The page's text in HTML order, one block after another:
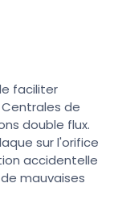
faciliter
de
double flux.
sur l'orifice
accidentelle
mauvaises